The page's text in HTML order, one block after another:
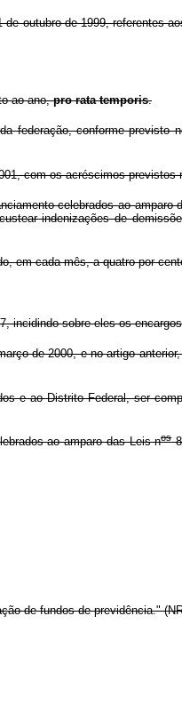
outubro de 1999, referentes
ao ano,pro rata temporis.
federação, conforme previsto
com os acréscimos previstos
celebrados ao amparo
indenizações de
em cada mês, a quatro por
incidindo sobre eles os
de 2000, e no artigo
e ao Distrito Federal, ser
ao amparo das Leis nos
de fundos de previdência."